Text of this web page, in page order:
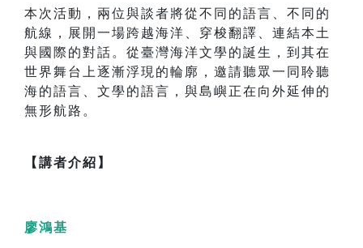
本次活動，兩位與談者將從不同的語言、不同的
航線，展開一場跨越海洋、穿梭翻譯、連結本土
與國際的對話。從臺灣海洋文學的誕生，到其在
世界舞台上逐漸浮現的輪廓，邀請聽眾一同聆聽
海的語言、文學的語言，與島嶼正在向外延伸的
無形航路。
【講者介紹】
廖鴻基